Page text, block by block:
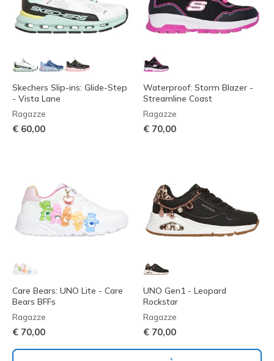
Skechers Slip-ins: Glide-Step
- Vista Lane
Ragazze
€ 60,00
Waterproof: Storm Blazer -
Streamline Coast
Ragazze
€ 70,00
Care Bears: UNO Lite - Care
Bears BFFs
Ragazze
€ 70,00
UNO Gen1 - Leopard
Rockstar
Ragazze
€ 70,00